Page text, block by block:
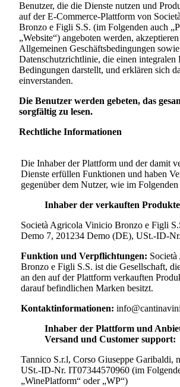
Benutzer, die die Dienste nutzen und
auf der E-Commerce-Plattform von
Bronzo e Figli S.S. (im Folgenden auch
„Website“) angeboten werden,
Allgemeinen Geschäftsbedingungen
Datenschutzrichtlinie, die einen integralen
Bedingungen darstellt, und erklären sich
einverstanden.
Die Benutzer werden gebeten, das
sorgfältig zu lesen.
Rechtliche Informationen
Die Inhaber der Plattform und der damit
Dienste erfüllen Funktionen und haben
gegenüber dem Nutzer, wie im Folgenden
Inhaber der verkauften Produkte
Società Agricola Vinicio Bronzo e Figli
Demo 7, 201234 Demo (DE), USt.-ID-
Funktion und Verpflichtungen:
Bronzo e Figli S.S. ist die Gesellschaft,
an den auf der Plattform verkauften
darauf befindlichen Marken besitzt.
Kontaktinformationen:
Inhaber der Plattform und
Versand und Customer support:
Tannico S.r.l, Corso Giuseppe Garibaldi,
USt.-ID-Nr. IT07344570960 (im
„WinePlatform“ oder „WP“)